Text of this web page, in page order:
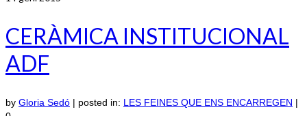
CERÀMICA INSTITUCIONAL
ADF
by Gloria Sedó | posted in: LES FEINES QUE ENS ENCARREGEN |